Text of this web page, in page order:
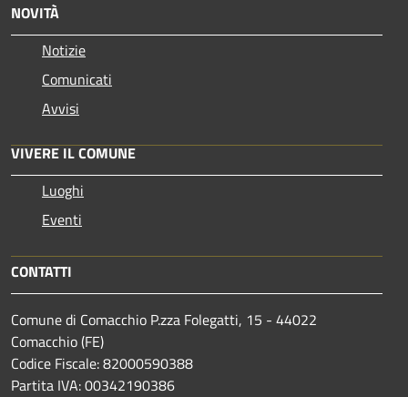
NOVITÀ
Notizie
Comunicati
Avvisi
VIVERE IL COMUNE
Luoghi
Eventi
CONTATTI
Comune di Comacchio P.zza Folegatti, 15 - 44022
Comacchio (FE)
Codice Fiscale: 82000590388
Partita IVA: 00342190386